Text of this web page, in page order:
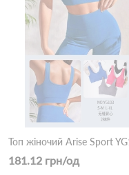
181.12 грн/од